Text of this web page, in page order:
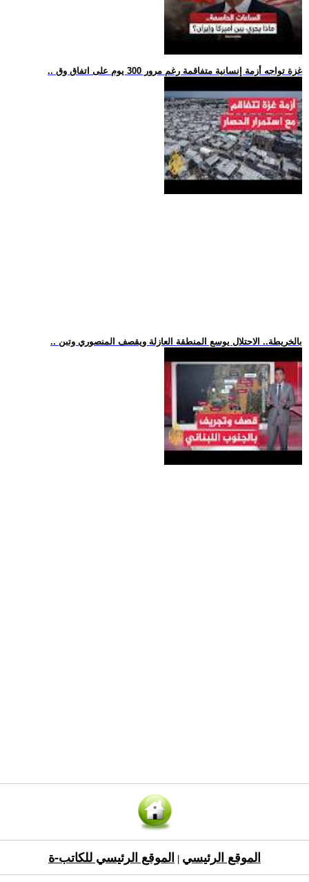
.. غزة تواجه أزمة إنسانية متفاقمة رغم مرور 300 يوم على اتفاق وق
.. بالخريطة.. الاحتلال يوسع المنطقة العازلة ويقصف المنصوري وتبن
الموقع الرئيسي الموقع الرئيسي للكاتب-ة